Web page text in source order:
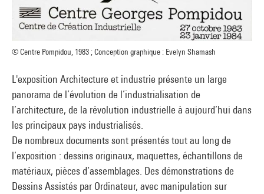
© Centre Pompidou, 1983 ; Conception graphique : Evelyn Shamash
L'exposition Architecture et industrie présente un large
panorama de l’évolution de l’industrialisation de
l’architecture, de la révolution industrielle à aujourd’hui dans
les principaux pays industrialisés.
De nombreux documents sont présentés tout au long de
l’exposition : dessins originaux, maquettes, échantillons de
matériaux, pièces d’assemblages. Des démonstrations de
Dessins Assistés par Ordinateur, avec manipulation sur